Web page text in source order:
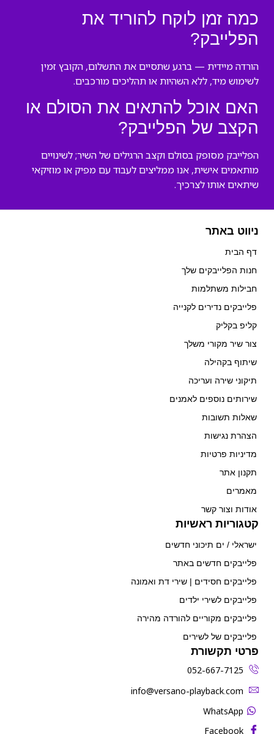
כמה זמן לוקח להוריד את
הפלייבק?
הורדה מיידית — ברגע שתסיים את התשלום, הקובץ זמין
לשימוש מיד, ללא השהיות או תהליכים מורכבים.
האם אוכל להתאים את הסולם או
הקצב של הפלייבק?
הפלייבק מסופק בסולם וקצב הרגילים של השיר; לשינויים
מותאמים אישית, אנו ממליצים לעבוד עם מפיק או מוזיקאי
שיתאים אותו לצרכיך.
ניווט באתר
דף הבית
חנות הפלייבקים שלך
חבילות משתלמות
פלייבקים נדירים לקנייה
קליפ בקליק
צור שיר מקורי משלך
שיתוף בקהילה
תיקוני שירה ועריכה
שירותים נוספים לאמנים
שאלות תשובות
הצהרת נגישות
מדיניות פרטיות
תקנון אתר
מאמרים
אודות וצור קשר
קטגוריות ראשיות
ישראלי / ים תיכוני חדשים
פלייבקים חדשים באתר
פלייבקים חסידים | שירי דת ואמונה
פלייבקים לשירי ילדים
פלייבקים מקוריים להורדה מהירה
פלייבקים של לשירים
פרטי תקשורת
052-667-7125
‫info@versano-playback.com‬
WhatsApp
Facebook